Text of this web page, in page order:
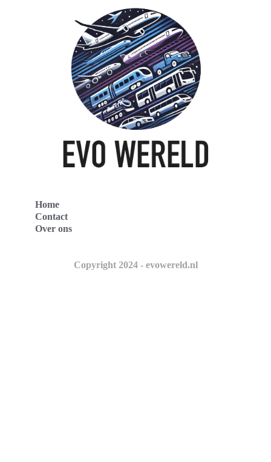
Home
Contact
Over ons
Copyright 2024 - evowereld.nl